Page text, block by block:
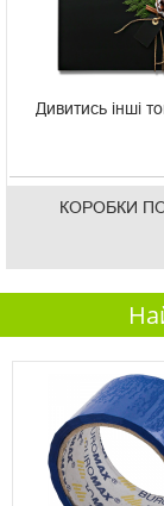
Дивитись інші
КОРОБКИ